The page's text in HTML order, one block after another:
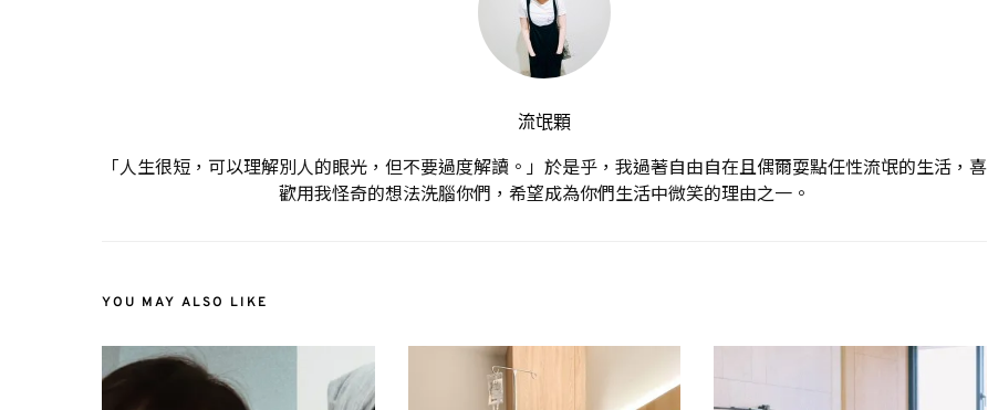
流氓顆
「人生很短，可以理解別人的眼光，但不要過度解讀。」於是乎，我過著自由自在且偶爾耍點任性流氓的生活，喜
歡用我怪奇的想法洗腦你們，希望成為你們生活中微笑的理由之一。
YOU MAY ALSO LIKE